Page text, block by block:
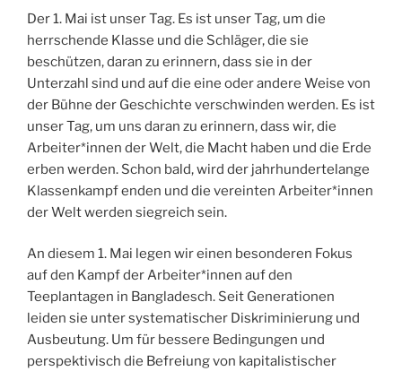
Der 1. Mai ist unser Tag. Es ist unser Tag, um die
herrschende Klasse und die Schläger, die sie
beschützen, daran zu erinnern, dass sie in der
Unterzahl sind und auf die eine oder andere Weise von
der Bühne der Geschichte verschwinden werden. Es ist
unser Tag, um uns daran zu erinnern, dass wir, die
Arbeiter*innen der Welt, die Macht haben und die Erde
erben werden. Schon bald, wird der jahrhundertelange
Klassenkampf enden und die vereinten Arbeiter*innen
der Welt werden siegreich sein.
An diesem 1. Mai legen wir einen besonderen Fokus
auf den Kampf der Arbeiter*innen auf den
Teeplantagen in Bangladesch. Seit Generationen
leiden sie unter systematischer Diskriminierung und
Ausbeutung. Um für bessere Bedingungen und
perspektivisch die Befreiung von kapitalistischer